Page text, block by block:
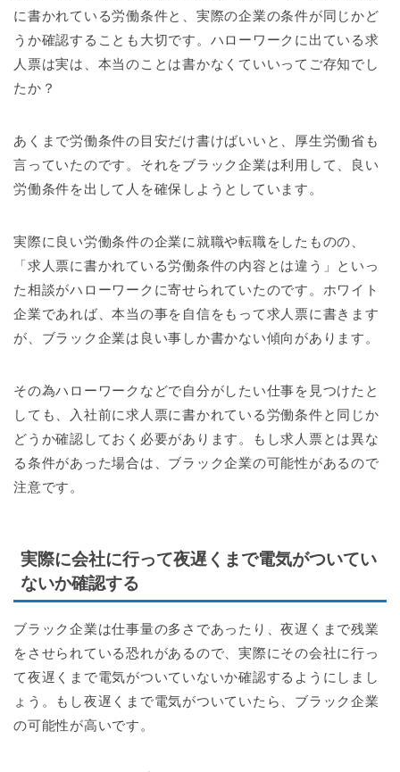
に書かれている労働条件と、実際の企業の条件が同じかど
うか確認することも大切です。ハローワークに出ている求
人票は実は、本当のことは書かなくていいってご存知でし
たか？
あくまで労働条件の目安だけ書けばいいと、厚生労働省も
言っていたのです。それをブラック企業は利用して、良い
労働条件を出して人を確保しようとしています。
実際に良い労働条件の企業に就職や転職をしたものの、
「求人票に書かれている労働条件の内容とは違う」といっ
た相談がハローワークに寄せられていたのです。ホワイト
企業であれば、本当の事を自信をもって求人票に書きます
が、ブラック企業は良い事しか書かない傾向があります。
その為ハローワークなどで自分がしたい仕事を見つけたと
しても、入社前に求人票に書かれている労働条件と同じか
どうか確認しておく必要があります。もし求人票とは異な
る条件があった場合は、ブラック企業の可能性があるので
注意です。
実際に会社に行って夜遅くまで電気がついてい
ないか確認する
ブラック企業は仕事量の多さであったり、夜遅くまで残業
をさせられている恐れがあるので、実際にその会社に行っ
て夜遅くまで電気がついていないか確認するようにしまし
ょう。もし夜遅くまで電気がついていたら、ブラック企業
の可能性が高いです。